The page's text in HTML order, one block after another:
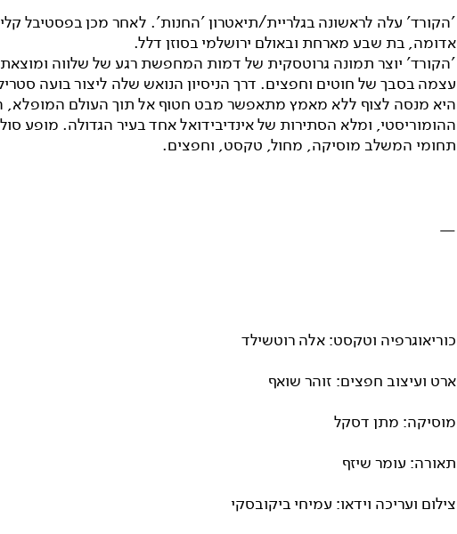
'הקורד' עלה לראשונה בגלריית/תיאטרון 'החנות'. לאחר מכן בפסטיבל
אדומה, בת שבע מארחת ובאולם ירושלמי בסוזן דלל.
'הקורד' יוצר תמונה גרוטסקית של דמות המחפשת רגע של שלווה
עצמה בסבך של חוטים וחפצים. דרך הניסיון הנואש שלה ליצור בועה
היא מנסה לצוף ללא מאמץ מתאפשר מבט חטוף אל תוך העולם המופלא,
ההומוריסטי, ומלא הסתירות של אינדיבידואל אחד בעיר הגדולה. מופע
תחומי המשלב מוסיקה, מחול, טקסט, וחפצים.
—
כוריאוגרפיה וטקסט: אלה רוטשילד
ארט ועיצוב חפצים: זוהר שואף
מוסיקה: מתן דסקל
תאורה: עומר שיזף
צילום ועריכה וידאו: עמיחי ביקובסקי